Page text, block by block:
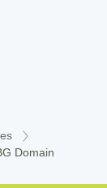
Domain